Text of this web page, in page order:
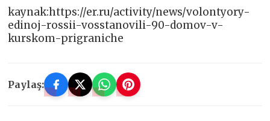
kaynak:https://er.ru/activity/news/volontyory-
edinoj-rossii-vosstanovili-90-domov-v-
kurskom-prigraniche
Paylaş: